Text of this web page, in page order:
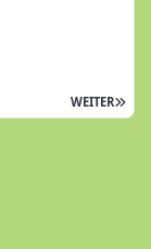
WEITER